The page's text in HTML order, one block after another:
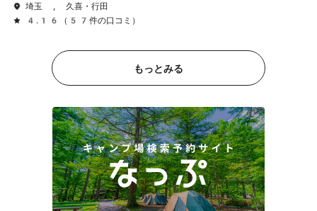
埼玉 , 久喜・行田
4.16（57件の口コミ）
もっとみる